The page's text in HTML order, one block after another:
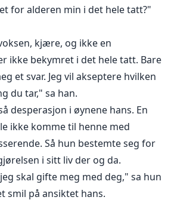
for alderen min i det hele tatt?"
kjære, og ikke en
ikke bekymret i det hele tatt. Bare
et svar. Jeg vil akseptere hvilken
du tar," sa han.
desperasjon i øynene hans. En
ikke komme til henne med
Så hun bestemte seg for
i sitt liv der og da.
skal gifte meg med deg," sa hun
smil på ansiktet hans.